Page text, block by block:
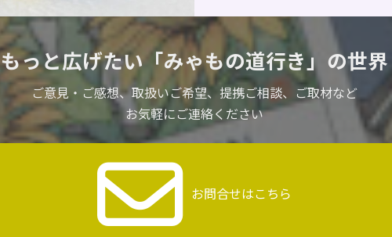
もっと広げたい「みゃもの道行き」の世界
ご意見・ご感想、取扱いご希望、 提携ご相談、ご取材など
お気軽にご連絡ください
お問合せはこちら